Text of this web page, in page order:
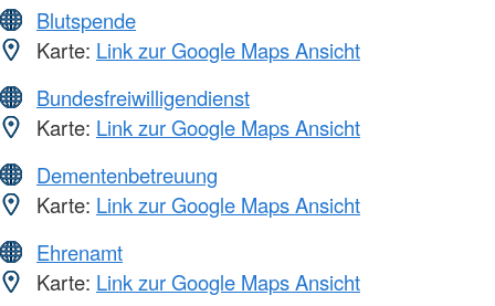
Blutspende
Karte: Link zur Google Maps Ansicht
Bundesfreiwilligendienst
Karte: Link zur Google Maps Ansicht
Dementenbetreuung
Karte: Link zur Google Maps Ansicht
Ehrenamt
Karte: Link zur Google Maps Ansicht